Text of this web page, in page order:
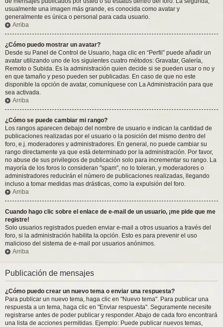
usualmente una imagen más grande, es conocida como avatar y
generalmente es única o personal para cada usuario.
Arriba
¿Cómo puedo mostrar un avatar?
Desde su Panel de Control de Usuario, haga clic en “Perfil” puede añadir un
avatar utilizando uno de los siguientes cuatro métodos: Gravatar, Galería,
Remoto o Subida. Es la administración quien decide si se pueden usar o no y
en que tamaño y peso pueden ser publicadas. En caso de que no este
disponible la opción de avatar, comuníquese con La Administración para que
sea activada.
Arriba
¿Cómo se puede cambiar mi rango?
Los rangos aparecen debajo del nombre de usuario e indican la cantidad de
publicaciones realizadas por el usuario o la posición del mismo dentro del
foro, e.j. moderadores y administradores. En general, no puede cambiar su
rango directamente ya que está determinado por la administración. Por favor,
no abuse de sus privilegios de publicación solo para incrementar su rango. La
mayoría de los foros lo consideran "spam", no lo toleran, y moderadores o
administradores reducirán el número de publicaciones realizadas, llegando
incluso a tomar medidas mas drásticas, como la expulsión del foro.
Arriba
Cuando hago clic sobre el enlace de e-mail de un usuario, ¡me pide que me
registre!
Solo usuarios registrados pueden enviar e-mail a otros usuarios a través del
foro, si la administración habilita la opción. Esto es para prevenir el uso
malicioso del sistema de e-mail por usuarios anónimos.
Arriba
Publicación de mensajes
¿Cómo puedo crear un nuevo tema o enviar una respuesta?
Para publicar un nuevo tema, haga clic en "Nuevo tema". Para publicar una
respuesta a un tema, haga clic en "Enviar respuesta". Seguramente necesite
registrarse antes de poder publicar y responder. Abajo de cada foro encontrará
una lista de acciones permitidas. Ejemplo: Puede publicar nuevos temas,